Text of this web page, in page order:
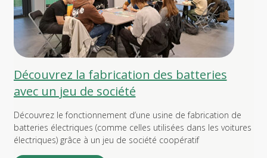
Découvrez la fabrication des batteries
avec un jeu de société
Découvrez le fonctionnement d’une usine de fabrication de
batteries électriques (comme celles utilisées dans les voitures
électriques) grâce à un jeu de société coopératif